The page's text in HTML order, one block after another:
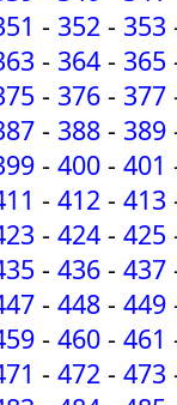
- 352 - 353
- 364 - 365
- 376 - 377
- 388 - 389
- 400 - 401
- 412 - 413
- 424 - 425
- 436 - 437
- 448 - 449
- 460 - 461
- 472 - 473